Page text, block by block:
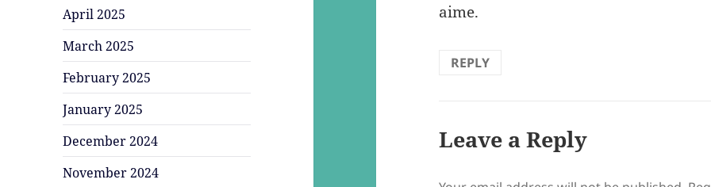
April 2025
March 2025
February 2025
January 2025
December 2024
November 2024
aime.
REPLY
Leave a Reply